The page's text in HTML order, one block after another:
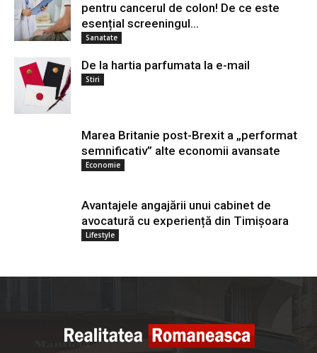
pentru cancerul de colon! De ce este
esențial screeningul...
Sanatate
De la hartia parfumata la e-mail
Stiri
Marea Britanie post-Brexit a „performat
semnificativ” alte economii avansate
Economie
Avantajele angajării unui cabinet de
avocatură cu experiență din Timișoara
Lifestyle